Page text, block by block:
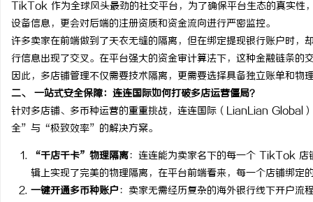
TikTok 作为全球风头最劲的社交平台，为了确保平台生态的真实
设备信息，更会对后端的注册资质和资金流向进行严密监控。
许多卖家在前端做到了天衣无缝的隔离，但在绑定提现银行账户时
行信息出现了交叉。在平台强大的资金审计算法下，这种金融链条
因此，多店铺管理不仅需要技术隔离，更需要选择具备独立账单和物
二、 一站式安全保障：连连国际如何打破多店运营僵局？
针对多店铺、多币种运营的重重挑战，连连国际（LianLian
全”与“极致效率”的解决方案。
“千店千卡”物理隔离：连连能为卖家名下的每一个 TikTok 店
辑上实现了完美的物理隔离，在平台前端看来，每一个店铺绑定
一键开通多币种账户：卖家无需经历复杂的海外银行线下开户流